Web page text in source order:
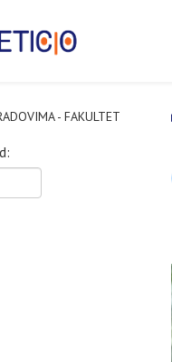
- FAKULTET